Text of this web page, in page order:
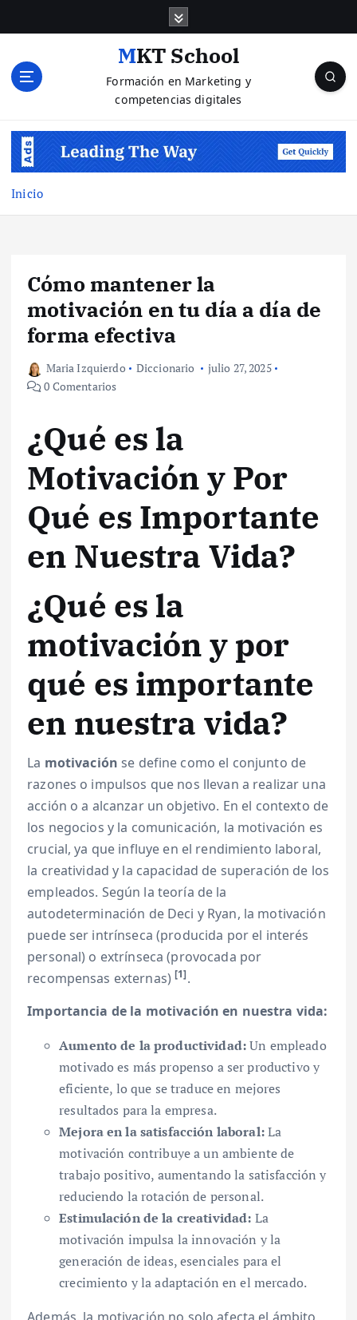
MKT School
Formación en Marketing y
competencias digitales
Inicio
Cómo mantener la
motivación en tu día a día de
forma efectiva
Maria Izquierdo Diccionario
julio 27, 2025
0 Comentarios
¿Qué es la
Motivación y Por
Qué es Importante
en Nuestra Vida?
¿Qué es la
motivación y por
qué es importante
en nuestra vida?
La motivación se define como el conjunto de
razones o impulsos que nos llevan a realizar una
acción o a alcanzar un objetivo. En el contexto de
los negocios y la comunicación, la motivación es
crucial, ya que influye en el rendimiento laboral,
la creatividad y la capacidad de superación de los
empleados. Según la teoría de la
autodeterminación de Deci y Ryan, la motivación
puede ser intrínseca (producida por el interés
personal) o extrínseca (provocada por
recompensas externas)[1].
Importancia de la motivación en nuestra vida:
Aumento de la productividad:Un empleado
motivado es más propenso a ser productivo y
eficiente, lo que se traduce en mejores
resultados para la empresa.
Mejora en la satisfacción laboral:La
motivación contribuye a un ambiente de
trabajo positivo, aumentando la satisfacción y
reduciendo la rotación de personal.
Estimulación de la creatividad: La
motivación impulsa la innovación y la
generación de ideas, esenciales para el
crecimiento y la adaptación en el mercado.